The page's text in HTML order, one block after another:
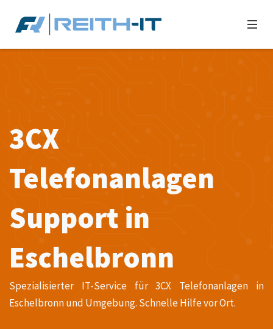
3CX
Telefonanlagen
Support in
Eschelbronn
Spezialisierter IT-Service für 3CX Telefonanlagen in
Eschelbronn und Umgebung. Schnelle Hilfe vor Ort.